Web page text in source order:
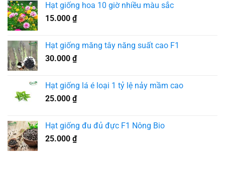
Hạt giống hoa 10 giờ nhiều màu sắc
15.000 ₫
Hạt giống măng tây năng suất cao F1
30.000 ₫
Hạt giống lá é loại 1 tỷ lệ nảy mầm cao
25.000 ₫
Hạt giống đu đủ đực F1 Nông Bio
25.000 ₫